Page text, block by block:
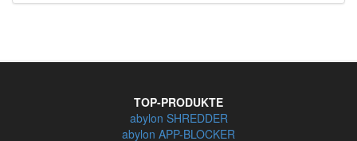
TOP-PRODUKTE
abylon SHREDDER
abylon APP-BLOCKER